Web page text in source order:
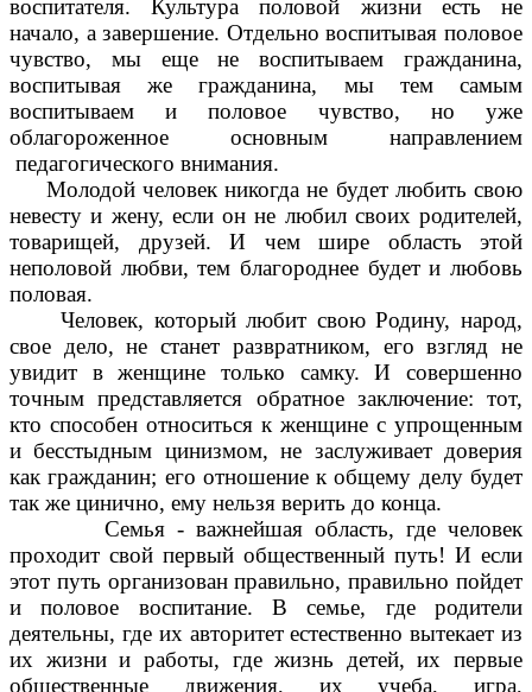
воспитателя. Культура половой жизни есть не
начало, а завершение. Отдельно воспитывая половое
чувство, мы еще не воспитываем гражданина,
воспитывая же гражданина, мы тем самым
воспитываем и половое чувство, но уже
облагороженное основным направлением
педагогического внимания.
Молодой человек никогда не будет любить свою
невесту и жену, если он не любил своих родителей,
товарищей, друзей. И чем шире область этой
неполовой любви, тем благороднее будет и любовь
половая.
Человек, который любит свою Родину, народ,
свое дело, не станет развратником, его взгляд не
увидит в женщине только самку. И совершенно
точным представляется обратное заключение: тот,
кто способен относиться к женщине с упрощенным
и бесстыдным цинизмом, не заслуживает доверия
как гражданин; его отношение к общему делу будет
так же цинично, ему нельзя верить до конца.
Семья - важнейшая область, где человек
проходит свой первый общественный путь! И если
этот путь организован правильно, правильно пойдет
и половое воспитание. В семье, где родители
деятельны, где их авторитет естественно вытекает из
их жизни и работы, где жизнь детей, их первые
общественные движения, их учеба, игра,